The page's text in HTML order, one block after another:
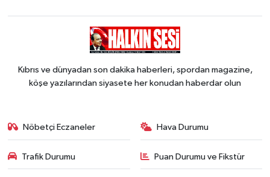
Kıbrıs ve dünyadan son dakika haberleri, spordan magazine,
köşe yazılarından siyasete her konudan haberdar olun
Nöbetçi Eczaneler Hava Durumu
Trafik Durumu Puan Durumu ve Fikstür